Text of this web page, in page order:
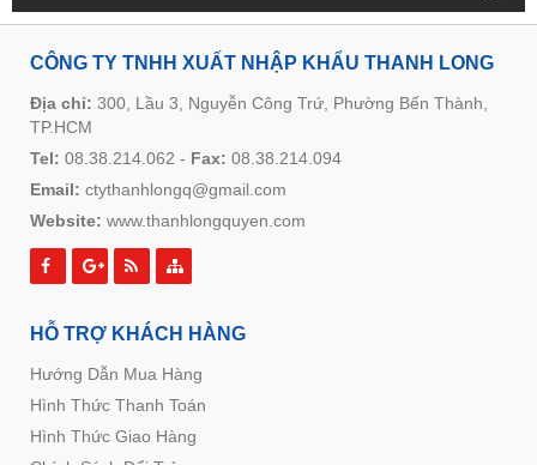
CÔNG TY TNHH XUẤT NHẬP KHẨU THANH LONG
Địa chỉ: 300, Lầu 3, Nguyễn Công Trứ, Phường Bến Thành,
TP.HCM
Tel: 08.38.214.062 - Fax: 08.38.214.094
Email: ctythanhlongq@gmail.com
Website: www.thanhlongquyen.com
HỖ TRỢ KHÁCH HÀNG
Hướng Dẫn Mua Hàng
Hình Thức Thanh Toán
Hình Thức Giao Hàng